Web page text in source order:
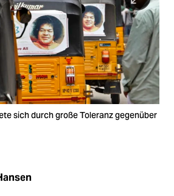
sich durch große Toleranz gegenüber